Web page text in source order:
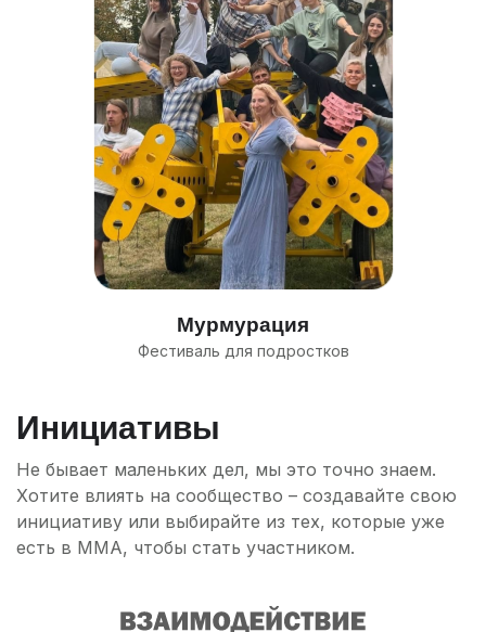
Мурмурация
Фестиваль для подростков
Инициативы
Не бывает маленьких дел, мы это точно знаем.
Хотите влиять на сообщество – создавайте свою
инициативу или выбирайте из тех, которые уже
есть в ММА, чтобы стать участником.